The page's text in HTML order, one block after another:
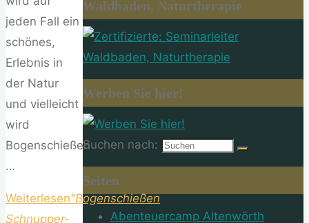
jeden Fall ein
schönes,
Erlebnis in
der Natur
und vielleicht
wird
Bogenschießen
…
Weiterlesen"Bogenschießen
Schnupper-
Waldbaden, Naturtherapie
Werben Sie hier!
Suchen nach:
Seiten
Abenteuercamp Altenwörth